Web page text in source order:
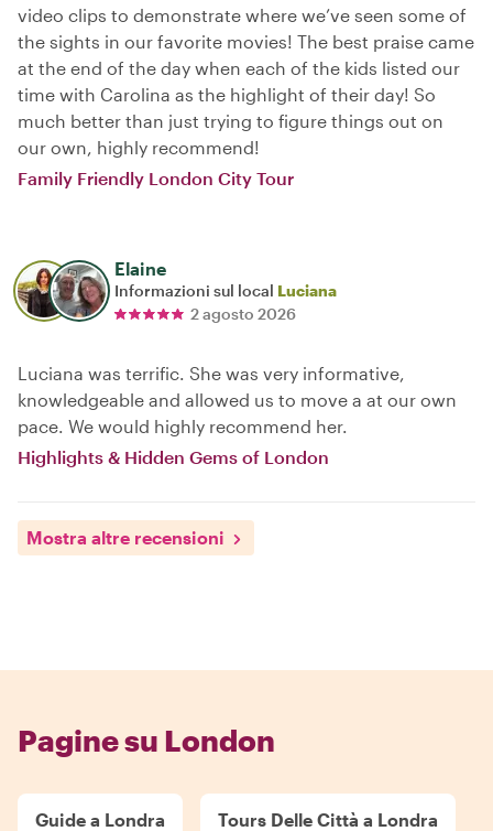
video clips to demonstrate where we’ve seen some of
the sights in our favorite movies! The best praise came
at the end of the day when each of the kids listed our
time with Carolina as the highlight of their day! So
much better than just trying to figure things out on
our own, highly recommend!
Family Friendly London City Tour
Elaine
Informazioni sul local Luciana
2 agosto 2026
Luciana was terrific. She was very informative,
knowledgeable and allowed us to move a at our own
pace. We would highly recommend her.
Highlights & Hidden Gems of London
Mostra altre recensioni
Pagine su London
Guide a Londra Tours Delle Città a Londra